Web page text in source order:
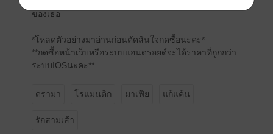
ของเธอ
*โหลดตัวอย่างมาอ่านก่อนตัดสินใจกดซื้อนะคะ*
**กดซื้อหน้าเว็บหรือระบบแอนดรอยด์จะได้ราคาที่ถูกกว่า
ระบบIOSนะคะ**
ดรามา โรแมนติก มาเฟีย แก้แค้น
รักสามเส้า